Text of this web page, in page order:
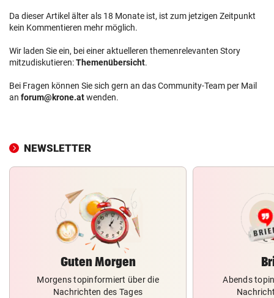
Da dieser Artikel älter als 18 Monate ist, ist zum jetzigen Zeitpunkt
kein Kommentieren mehr möglich.
Wir laden Sie ein, bei einer aktuelleren themenrelevanten Story
mitzudiskutieren:Themenübersicht.
Bei Fragen können Sie sich gern an das Community-Team per Mail
an forum@krone.atwenden.
NEWSLETTER
Guten Morgen
Morgens topinformiert über die
Nachrichten des Tages
Abends